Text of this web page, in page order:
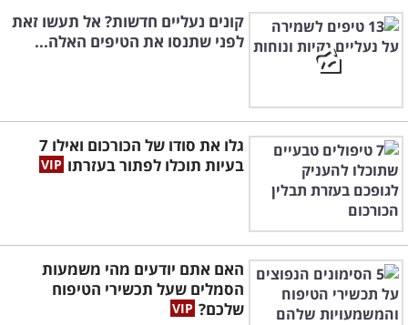
קונים נעליים חדשות? אל תעשו זאת
לפני שתנסו את הטיפים האלה...
גלו את סודו של הכורכום ואילו 7
בעיות תוכלו לפתור בעזרתו
האם אתם יודעים מהי משמעות
הסמלים שעל תכשירי הטיפוח
שלכם?